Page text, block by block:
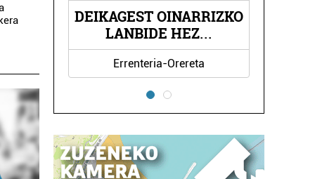
AUZI HIGIEZINEN ETA
ZERBITZU JUR
Errenteria-Orereta